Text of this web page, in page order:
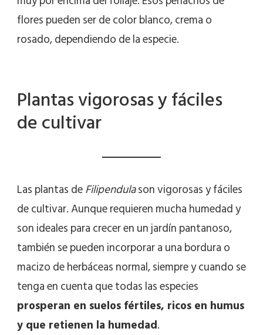
flores pueden ser de color blanco, crema o
rosado, dependiendo de la especie.
Plantas vigorosas y fáciles
de cultivar
Las plantas deFilipendulason vigorosas y fáciles
de cultivar. Aunque requieren mucha humedad y
son ideales para crecer en un jardín pantanoso,
también se pueden incorporar a una bordura o
macizo de herbáceas normal, siempre y cuando se
tenga en cuenta que todas las especies
prosperan en suelos fértiles, ricos en humus
y que retienen la humedad.